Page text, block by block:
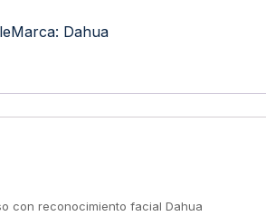
Marca: Dahua
con reconocimiento facial Dahua